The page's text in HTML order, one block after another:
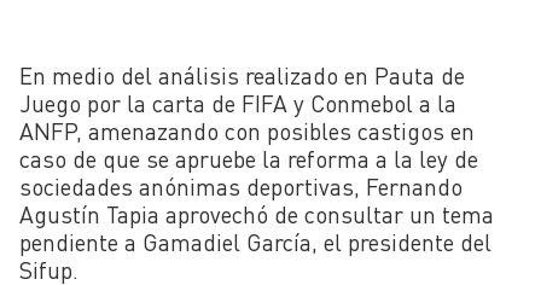
En medio del análisis realizado en Pauta de
Juego por la carta de FIFA y Conmebol a la
ANFP, amenazando con posibles castigos en
caso de que se apruebe la reforma a la ley de
sociedades anónimas deportivas, Fernando
Agustín Tapia aprovechó de consultar un tema
pendiente a Gamadiel García, el presidente del
Sifup.